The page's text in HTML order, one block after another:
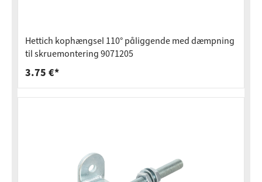
Hettich kophængsel 110° påliggende med dæmpning
til skruemontering 9071205
3.75 €*